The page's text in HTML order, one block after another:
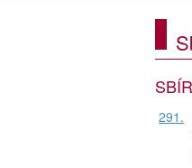
291.